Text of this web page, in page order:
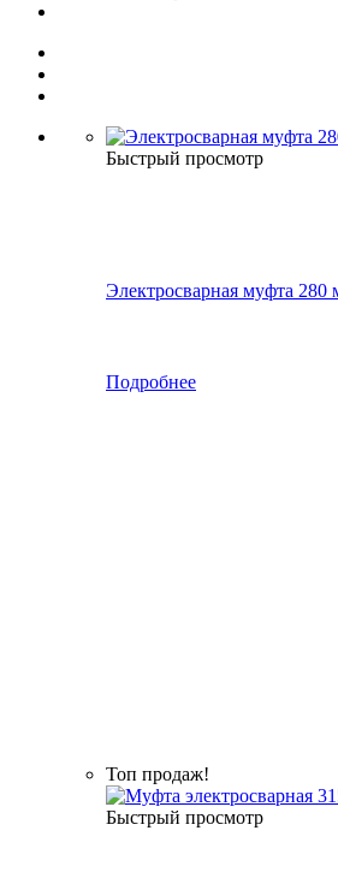
Быстрый просмотр
Электросварная муфта
Подробнее
Топ продаж!
Быстрый просмотр